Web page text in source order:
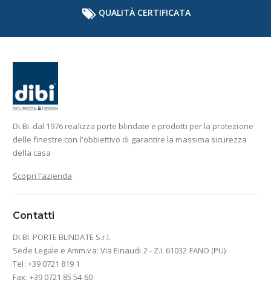
QUALITÀ CERTIFICATA
Di.Bi. dal 1976 realizza porte blindate e prodotti per la protezione
delle finestre con l'obbiettivo di garantire la massima sicurezza
della casa
Scopri l'azienda
Contatti
DI.BI. PORTE BLINDATE S.r.l.
Sede Legale e Amm.va: Via Einaudi 2 - Z.I. 61032 FANO (PU)
Tel: +39 0721 819 1
Fax: +39 0721 85 54 60